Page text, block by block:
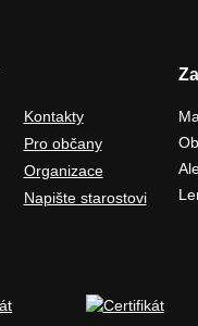
Kontakty
Pro občany
Organizace
Napište starostovi